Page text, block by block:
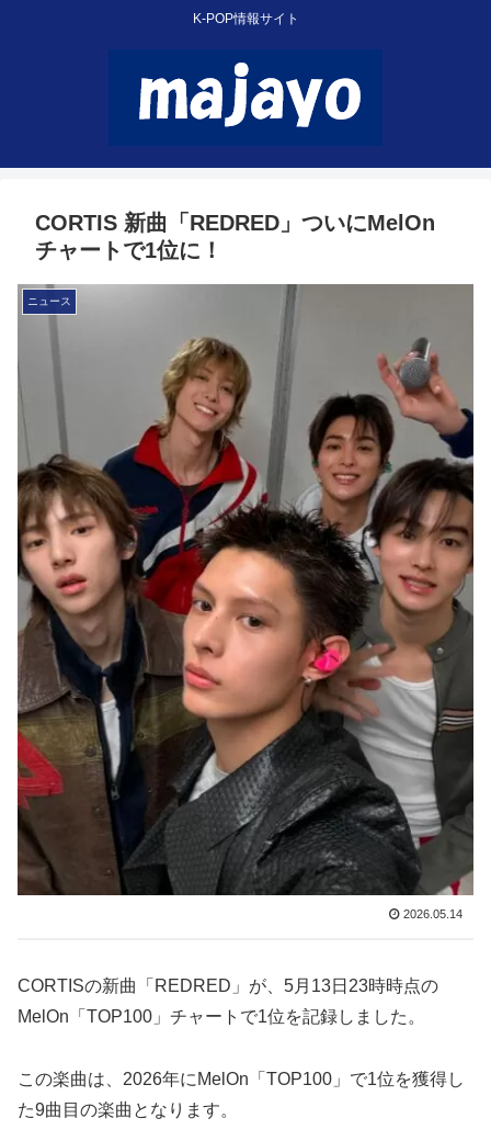
K-POP情報サイト
CORTIS 新曲「REDRED」ついにMelOn
チャートで1位に！
ニュース
2026.05.14
CORTISの新曲「REDRED」が、5月13日23時時点の
MelOn「TOP100」チャートで1位を記録しました。
この楽曲は、2026年にMelOn「TOP100」で1位を獲得し
た9曲目の楽曲となります。